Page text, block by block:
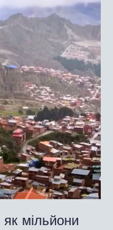
мільйони